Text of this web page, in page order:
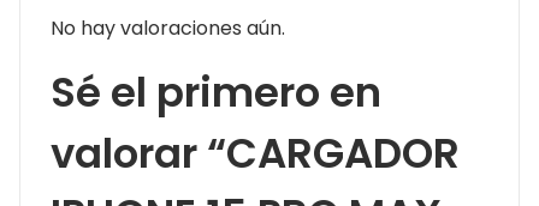
No hay valoraciones aún.
Sé el primero en
valorar “CARGADOR